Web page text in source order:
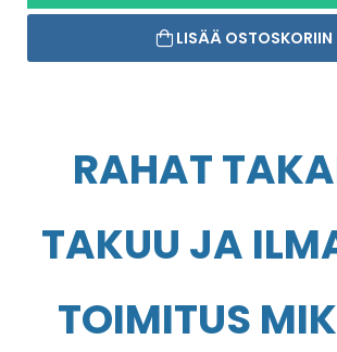
LISÄÄ OSTOSKORIIN
RAHAT
TAKUU JA
TOIMITUS